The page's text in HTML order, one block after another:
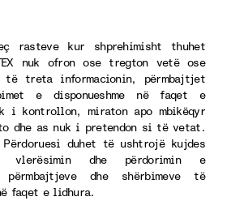
kur shprehimisht thuhet
nuk ofron ose tregton vetë ose
të treta informacionin, përmbajtjet
e disponueshme në faqet e
i kontrollon, miraton apo mbikëqyr
dhe as nuk i pretendon si të vetat.
duhet të ushtrojë kujdes
vlerësimin dhe përdorimin e
përmbajtjeve dhe shërbimeve të
faqet e lidhura.